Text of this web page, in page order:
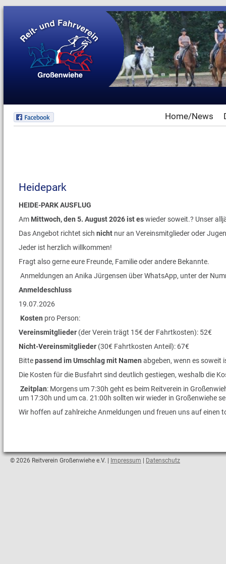
Home/News
Heidepark
HEIDE-PARK AUSFLUG
Am Mittwoch, den 5. August 2026 ist eswieder soweit.? Unser
Das Angebot richtet sich nicht nur an Vereinsmitglieder oder
Jeder ist herzlich willkommen!
Fragt also gerne eure Freunde, Familie oder andere Bekannte.
Anmeldungen an Anika Jürgensen über WhatsApp, unter der
Anmeldeschluss
19.07.2026
Kosten pro Person:
Vereinsmitglieder (der Verein trägt 15€ der Fahrtkosten): 52€
Nicht-Vereinsmitglieder (30€ Fahrtkosten Anteil): 67€
Bittepassend im Umschlag mit Namen abgeben, wenn es soweit
Die Kosten für die Busfahrt sind deutlich gestiegen, weshalb die
Zeitplan: Morgens um 7:30h geht es beim Reitverein in
um 17:30h und um ca. 21:00h sollten wir wieder in Großenwiehe
Wir hoffen auf zahlreiche Anmeldungen und freuen uns auf einen
© 2026 Reitverein Großenwiehe e.V. | Impressum Datenschutz